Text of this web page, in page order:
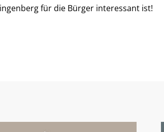
für die Bürger interessant ist!